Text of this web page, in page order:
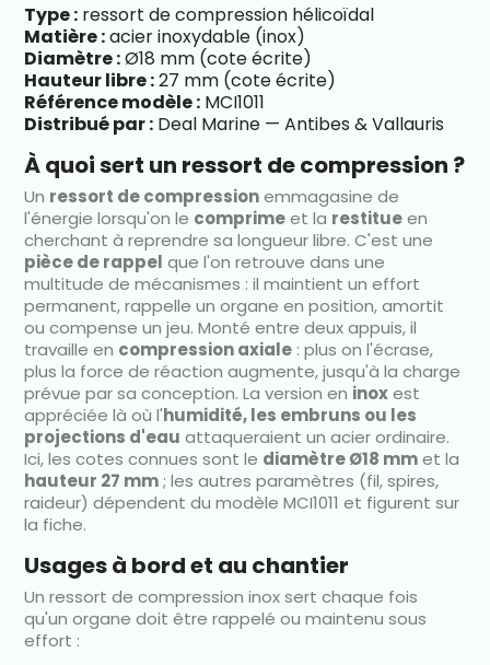
Type : ressort de compression hélicoïdal
Matière :acier inoxydable (inox)
Diamètre :Ø18 mm (cote écrite)
Hauteur libre :27 mm (cote écrite)
Référence modèle : MCI1011
Distribué par : Deal Marine — Antibes & Vallauris
À quoi sert un ressort de compression ?
Un ressort de compressionemmagasine de
l'énergie lorsqu'on le comprimeet la restitueen
cherchant à reprendre sa longueur libre. C'est une
pièce de rappel que l'on retrouve dans une
multitude de mécanismes : il maintient un effort
permanent, rappelle un organe en position, amortit
ou compense un jeu. Monté entre deux appuis, il
travaille en compression axiale : plus on l'écrase,
plus la force de réaction augmente, jusqu'à la charge
prévue par sa conception. La version en inoxest
appréciée là où l'humidité, les embruns ou les
projections d'eau attaqueraient un acier ordinaire.
Ici, les cotes connues sont le diamètre Ø18 mmet la
hauteur 27 mm; les autres paramètres (fil, spires,
raideur) dépendent du modèle MCI1011 et figurent sur
la fiche.
Usages à bord et au chantier
Un ressort de compression inox sert chaque fois
qu'un organe doit être rappelé ou maintenu sous
effort :